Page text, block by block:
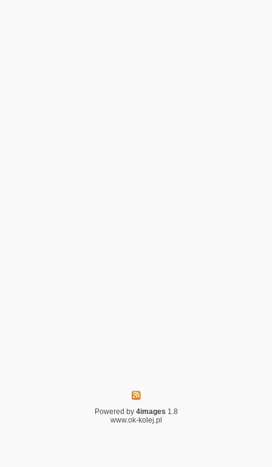
Powered by 4images 1.8
www.ok-kolej.pl